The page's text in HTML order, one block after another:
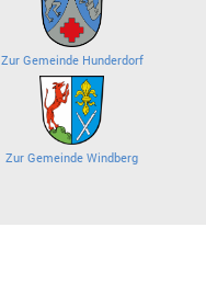
Zur Gemeinde Hunderdorf
Zur Gemeinde Windberg